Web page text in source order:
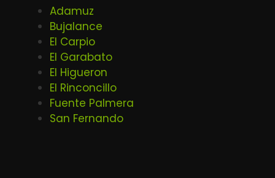
Adamuz
Bujalance
El Carpio
El Garabato
El Higueron
El Rinconcillo
Fuente Palmera
San Fernando